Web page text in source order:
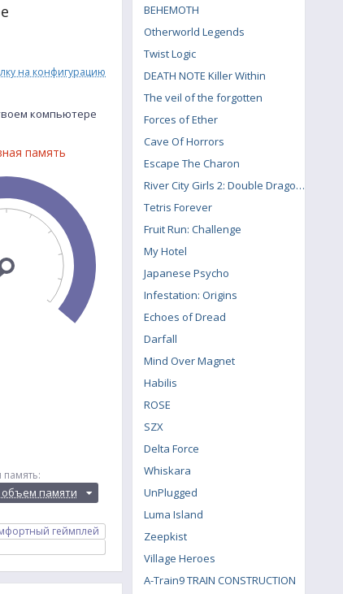
на конфигурацию
компьютере
память
памяти
геймплей
BEHEMOTH
Otherworld Legends
Twist Logic
DEATH NOTE Killer Within
The veil of the forgotten
Forces of Ether
Cave Of Horrors
Escape The Charon
River City Girls 2: Double Dragon DLC
Tetris Forever
Fruit Run: Challenge
My Hotel
Japanese Psycho
Infestation: Origins
Echoes of Dread
Darfall
Mind Over Magnet
Habilis
ROSE
SZX
Delta Force
Whiskara
UnPlugged
Luma Island
Zeepkist
Village Heroes
A-Train9 TRAIN CONSTRUCTION